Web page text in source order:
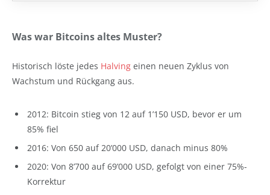
Was war Bitcoins altes Muster?
Historisch löste jedes Halving einen neuen Zyklus von
Wachstum und Rückgang aus.
2012: Bitcoin stieg von 12 auf 1’150 USD, bevor er um
85% fiel
2016: Von 650 auf 20’000 USD, danach minus 80%
2020: Von 8’700 auf 69’000 USD, gefolgt von einer 75%-
Korrektur